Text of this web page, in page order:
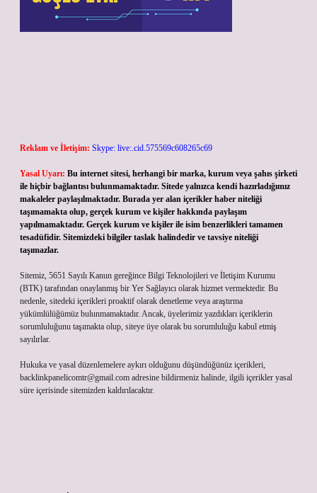
Reklam ve İletişim: Skype: live:.cid.575569c608265c69
Yasal Uyarı: Bu internet sitesi, herhangi bir marka, kurum veya şahıs şirketi
ile hiçbir bağlantısı bulunmamaktadır. Sitede yalnızca kendi hazırladığımız
makaleler paylaşılmaktadır. Burada yer alan içerikler haber niteliği
taşımamakta olup, gerçek kurum ve kişiler hakkında paylaşım
yapılmamaktadır. Gerçek kurum ve kişiler ile isim benzerlikleri tamamen
tesadüfidir. Sitemizdeki bilgiler taslak halindedir ve tavsiye niteliği
taşımazlar.
Sitemiz, 5651 Sayılı Kanun gereğince Bilgi Teknolojileri ve İletişim Kurumu
(BTK) tarafından onaylanmış bir Yer Sağlayıcı olarak hizmet vermektedir. Bu
nedenle, sitedeki içerikleri proaktif olarak denetleme veya araştırma
yükümlülüğümüz bulunmamaktadır. Ancak, üyelerimiz yazdıkları içeriklerin
sorumluluğunu taşımakta olup, siteye üye olarak bu sorumluluğu kabul etmiş
sayılırlar.
Hukuka ve yasal düzenlemelere aykırı olduğunu düşündüğünüz içerikleri,
backlinkpanelicomtr@gmail.com adresine bildirmeniz halinde, ilgili içerikler yasal
süre içerisinde sitemizden kaldırılacaktır.